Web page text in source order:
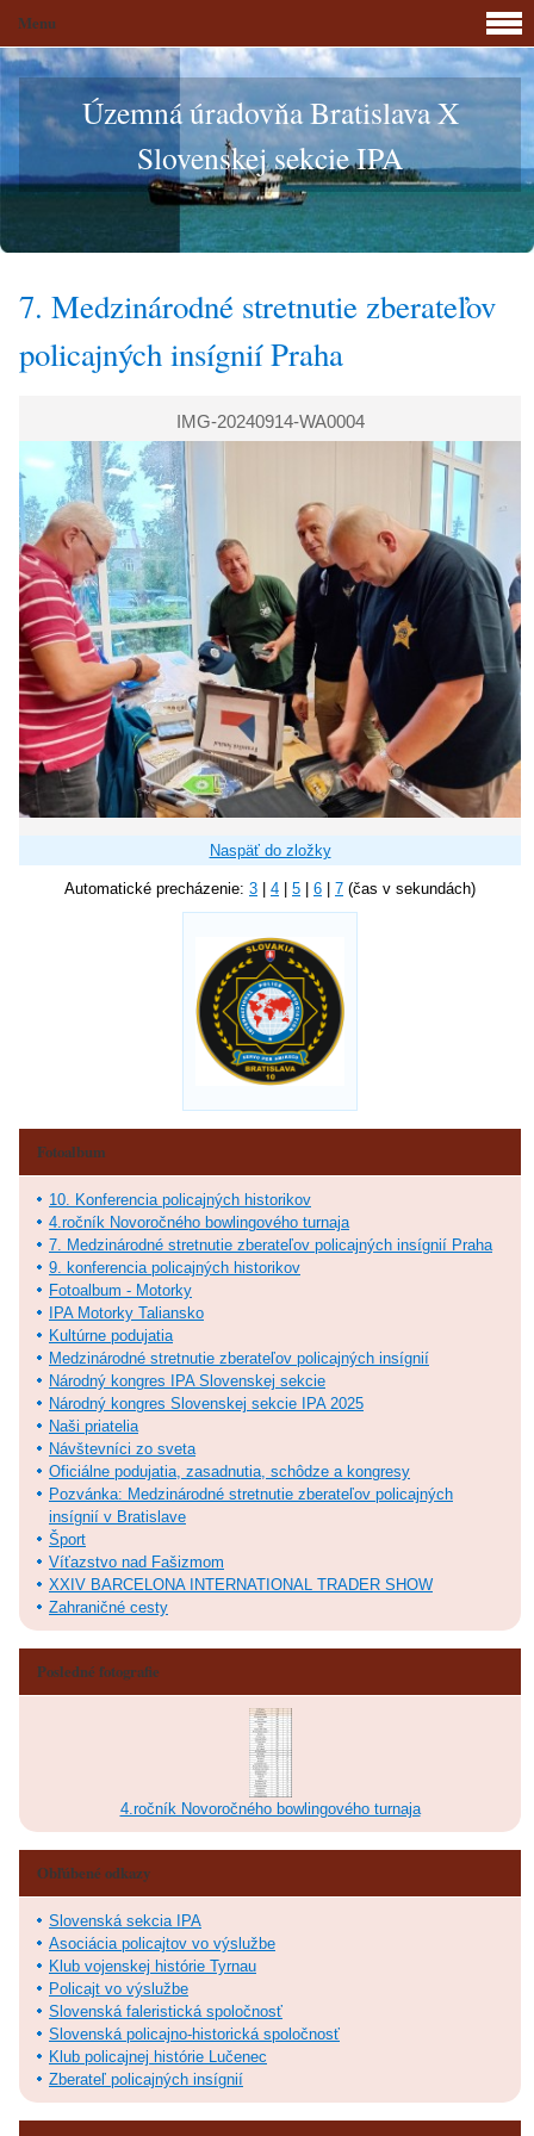
Územná úradovňa Bratislava X
Slovenskej sekcie IPA
7. Medzinárodné stretnutie zberateľov
policajných insígnií Praha
IMG-20240914-WA0004
Naspäť do zložky
Automatické precházenie: 3 4 5 6 7 (čas v sekundách)
Menu
Fotoalbum
10. Konferencia policajných historikov
4.ročník Novoročného bowlingového turnaja
7. Medzinárodné stretnutie zberateľov policajných insígnií Praha
9. konferencia policajných historikov
Fotoalbum - Motorky
IPA Motorky Taliansko
Kultúrne podujatia
Medzinárodné stretnutie zberateľov policajných insígnií
Národný kongres IPA Slovenskej sekcie
Národný kongres Slovenskej sekcie IPA 2025
Naši priatelia
Návštevníci zo sveta
Oficiálne podujatia, zasadnutia, schôdze a kongresy
Pozvánka: Medzinárodné stretnutie zberateľov policajných
insígnií v Bratislave
Šport
Víťazstvo nad Fašizmom
XXIV BARCELONA INTERNATIONAL TRADER SHOW
Zahraničné cesty
Posledné fotografie
4.ročník Novoročného bowlingového turnaja
Obľúbené odkazy
Slovenská sekcia IPA
Asociácia policajtov vo výslužbe
Klub vojenskej histórie Tyrnau
Policajt vo výslužbe
Slovenská faleristická spoločnosť
Slovenská policajno-historická spoločnosť
Klub policajnej histórie Lučenec
Zberateľ policajných insígnií